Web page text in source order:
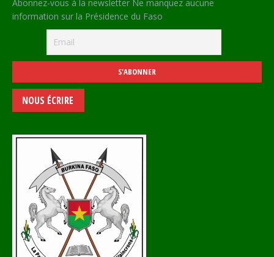
Abonnez-vous à la newsletter Ne manquez aucune
information sur la Présidence du Faso
NOUS ÉCRIRE